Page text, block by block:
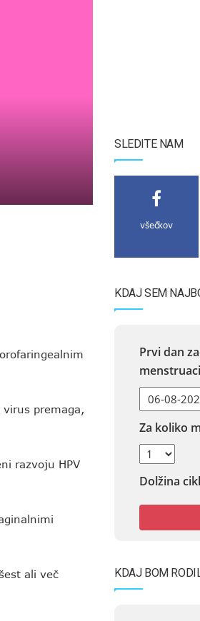
premaga,
razvoju HPV
ali več
SLEDITE NAM
všečkov
KDAJ SEM
Prvi dan
Za koliko
Dolžina
KDAJ BOM